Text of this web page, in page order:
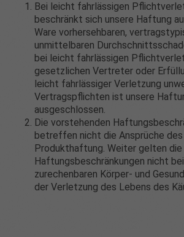
Bei leicht fahrlässigen
beschränkt sich unsere Haftung
Ware vorhersehbaren,
unmittelbaren
bei leicht fahrlässigen
gesetzlichen Vertreter oder
leicht fahrlässiger Verletzung
Vertragspflichten ist unsere
ausgeschlossen.
Die vorstehenden
betreffen nicht die Ansprüche des
Produkthaftung. Weiter gelten die
Haftungsbeschränkungen nicht
zurechenbaren Körper- und
der Verletzung des Lebens des